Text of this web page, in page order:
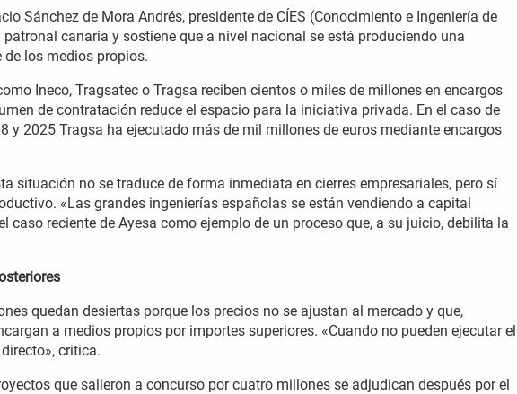
Sánchez de Mora Andrés, presidente de CÍES (Conocimiento e Ingeniería de
canaria y sostiene que a nivel nacional se está produciendo una
de los medios propios.
Ineco, Tragsatec o Tragsa reciben cientos o miles de millones en encargos
de contratación reduce el espacio para la iniciativa privada. En el caso de
y 2025 Tragsa ha ejecutado más de mil millones de euros mediante encargos
situación no se traduce de forma inmediata en cierres empresariales, pero sí
«Las grandes ingenierías españolas se están vendiendo a capital
caso reciente de Ayesa como ejemplo de un proceso que, a su juicio, debilita la
quedan desiertas porque los precios no se ajustan al mercado y que,
a medios propios por importes superiores. «Cuando no pueden ejecutar el
critica.
que salieron a concurso por cuatro millones se adjudican después por el